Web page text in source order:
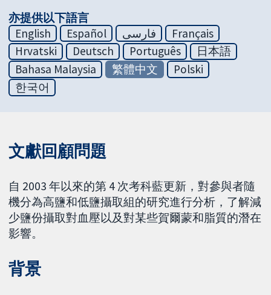
亦提供以下語言
English
Español فارسی
Français
Hrvatski
Deutsch Português
日本語
Bahasa Malaysia
繁體中文
Polski
한국어
文獻回顧問題
自 2003 年以來的第 4 次考科藍更新，對參與者隨
機分為高鹽和低鹽攝取組的研究進行分析，了解減
少鹽份攝取對血壓以及對某些賀爾蒙和脂質的潛在
影響。
背景